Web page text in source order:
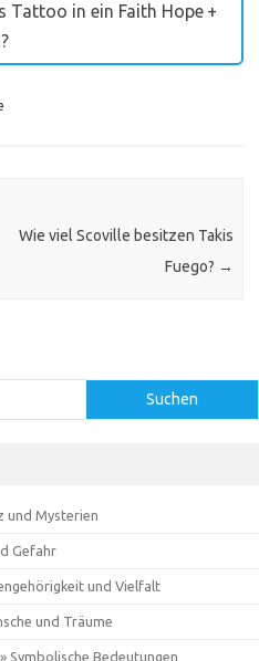
Tattoo in ein Faith Hope
Wie viel Scoville besitzen Takis
Fuego? →
Suchen
und Mysterien
Gefahr
und Vielfalt
und Träume
Symbolische Bedeutungen